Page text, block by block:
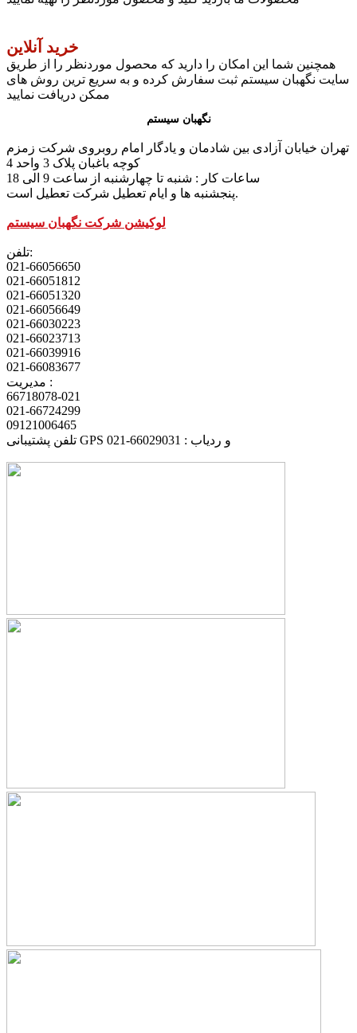
خرید آنلاین
همچنین شما این امکان را دارید که محصول موردنظر را از طریق
سایت نگهبان سیستم ثبت سفارش کرده و به سریع ترین روش های
ممکن دریافت نمایید
نگهبان سیستم
تهران خیابان آزادی بین شادمان و یادگار امام روبروی شرکت زمزم
کوچه باغبان پلاک 3 واحد 4
پنجشنبه ها و ایام تعطیل شرکت تعطیل است.
لوکیشن شرکت نگهبان سیستم
تلفن:
021-66056650
021-66051812
021-66051320
021-66056649
021-66030223
021-66023713
021-66039916
021-66083677
مدیریت :
66718078-021
021-66724299
09121006465
تلفن پشتیبانی GPS و ردیاب : 66029031-021